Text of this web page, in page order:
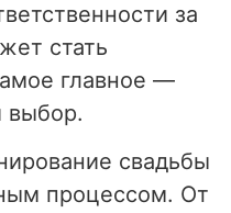
за
стать
главное —
выбор.
свадьбы
процессом. От